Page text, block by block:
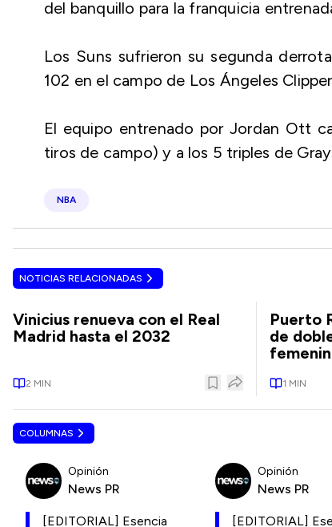
del banquillo para la franquicia
Los Suns sufrieron su segunda
102 en el campo de Los Ángeles
El equipo entrenado por Jordan Ott
tiros de campo) y a los 5 triples de
NBA
NOTICIAS RELACIONADAS
Vinicius renueva con el Real
Madrid hasta el 2032
2 MIN
Puerto
de
1 MIN
COLUMNAS
Opinión
News PR
[EDITORIAL] Esencia
Opinión
News PR
[EDITORIAL]